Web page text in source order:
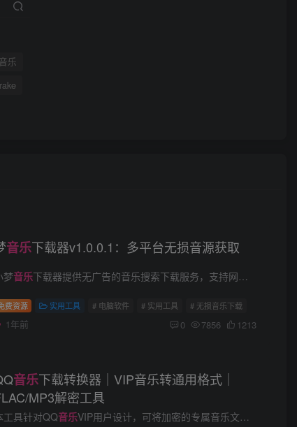
乐
音乐下载器v1.0.0.1：多平台无损音源获取
梦音乐下载器提供无广告的音乐搜索下载服务，支持网易云、QQ音乐、Spotify等主流平台音源解析，可实现320kbps高品质MP3/FLAC格式下载。无论是热门榜单歌曲或独立音乐人作品，均能快速获取纯净...
费资源 实用工具 # 电脑软件 # 实用工具 # 无损音乐下载
1年前 0 7856 1213
音乐
音乐下载转换器｜VIP音乐转通用格式｜
MP3解密工具
工具针对QQ音乐VIP用户设计，可将加密的专属音乐文件（如.qmc0/.mflac）转换为通用FLAC/MP3格式，解决车载U盘播放、视频剪辑素材提取等需求。​需账户本身具备VIP权限，不支持破解付费内容，...